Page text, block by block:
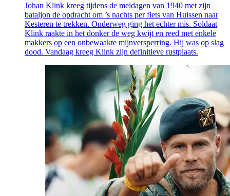
Johan Klink kreeg tijdens de meidagen van 1940 met zijn
bataljon de opdracht om ’s nachts per fiets van Huissen naar
Kesteren te trekken. Onderweg ging het echter mis. Soldaat
Klink raakte in het donker de weg kwijt en reed met enkele
makkers op een onbewaakte mijnversperring. Hij was op slag
dood. Vandaag kreeg Klink zijn definitieve rustplaats.